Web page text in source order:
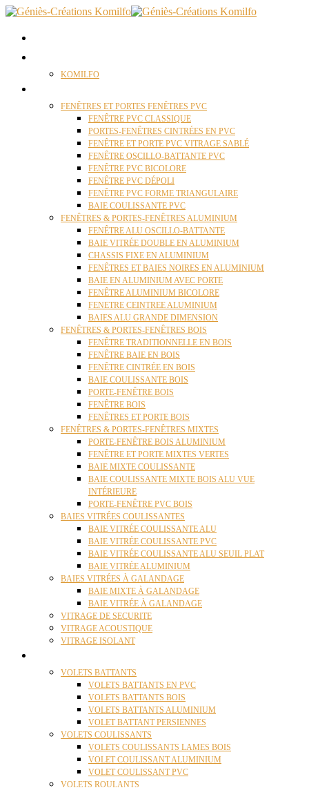
KOMILFO
FENÊTRES ET PORTES FENÊTRES PVC
FENÊTRE PVC CLASSIQUE
PORTES-FENÊTRES CINTRÉES EN PVC
FENÊTRE ET PORTE PVC VITRAGE SABLÉ
FENÊTRE OSCILLO-BATTANTE PVC
FENÊTRE PVC BICOLORE
FENÊTRE PVC DÉPOLI
FENÊTRE PVC FORME TRIANGULAIRE
BAIE COULISSANTE PVC
FENÊTRES & PORTES-FENÊTRES ALUMINIUM
FENÊTRE ALU OSCILLO-BATTANTE
BAIE VITRÉE DOUBLE EN ALUMINIUM
CHASSIS FIXE EN ALUMINIUM
FENÊTRES ET BAIES NOIRES EN ALUMINIUM
BAIE EN ALUMINIUM AVEC PORTE
FENÊTRE ALUMINIUM BICOLORE
FENETRE CEINTREE ALUMINIUM
BAIES ALU GRANDE DIMENSION
FENÊTRES & PORTES-FENÊTRES BOIS
FENÊTRE TRADITIONNELLE EN BOIS
FENÊTRE BAIE EN BOIS
FENÊTRE CINTRÉE EN BOIS
BAIE COULISSANTE BOIS
PORTE-FENÊTRE BOIS
FENÊTRE BOIS
FENÊTRES ET PORTE BOIS
FENÊTRES & PORTES-FENÊTRES MIXTES
PORTE-FENÊTRE BOIS ALUMINIUM
FENÊTRE ET PORTE MIXTES VERTES
BAIE MIXTE COULISSANTE
BAIE COULISSANTE MIXTE BOIS ALU VUE
INTÉRIEURE
PORTE-FENÊTRE PVC BOIS
BAIES VITRÉES COULISSANTES
BAIE VITRÉE COULISSANTE ALU
BAIE VITRÉE COULISSANTE PVC
BAIE VITRÉE COULISSANTE ALU SEUIL PLAT
BAIE VITRÉE ALUMINIUM
BAIES VITRÉES À GALANDAGE
BAIE MIXTE À GALANDAGE
BAIE VITRÉE À GALANDAGE
VITRAGE DE SECURITE
VITRAGE ACOUSTIQUE
VITRAGE ISOLANT
VOLETS BATTANTS
VOLETS BATTANTS EN PVC
VOLETS BATTANTS BOIS
VOLETS BATTANTS ALUMINIUM
VOLET BATTANT PERSIENNES
VOLETS COULISSANTS
VOLETS COULISSANTS LAMES BOIS
VOLET COULISSANT ALUMINIUM
VOLET COULISSANT PVC
VOLETS ROULANTS